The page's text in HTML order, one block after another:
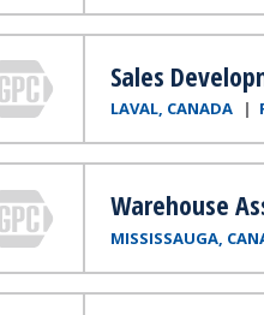
Sales
LAVAL, CANADA
Warehouse
MISSISSAUGA,